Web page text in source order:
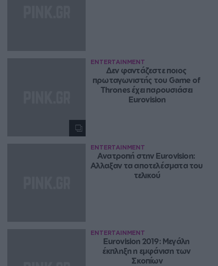
ENTERTAINMENT
Δεν φαντάζεστε ποιος
πρωταγωνιστής του Game of
Thrones έχει παρουσιάσει
Eurovision
ENTERTAINMENT
Ανατροπή στην Eurovision:
Αλλαξαν τα αποτελέσματα του
τελικού
ENTERTAINMENT
Eurovision 2019: Μεγάλη
έκπληξη η εμφάνιση των
Σκοπίων